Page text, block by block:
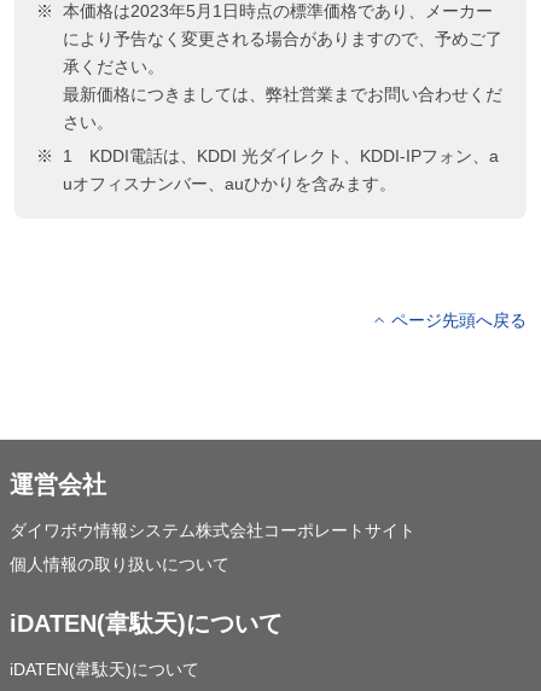
本価格は2023年5月1日時点の標準価格であり、メーカー
により予告なく変更される場合がありますので、予めご了
承ください。
最新価格につきましては、弊社営業までお問い合わせくだ
さい。
1 KDDI電話は、KDDI 光ダイレクト、KDDI-IPフォン、a
uオフィスナンバー、auひかりを含みます。
ページ先頭へ戻る
運営会社
ダイワボウ情報システム株式会社コーポレートサイト
個人情報の取り扱いについて
iDATEN(韋駄天)について
iDATEN(韋駄天)について